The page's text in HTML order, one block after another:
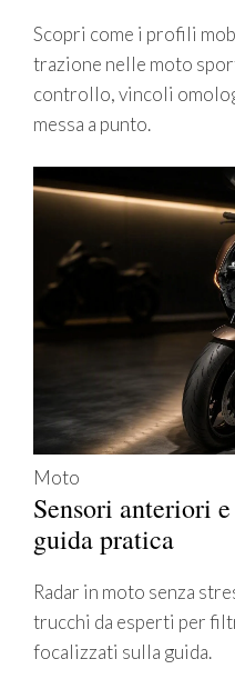
Scopri come i profili
trazione nelle moto
controllo, vincoli
messa a punto.
Moto
Sensori anteriori
guida pratica
Radar in moto senza
trucchi da esperti per
focalizzati sulla guida.